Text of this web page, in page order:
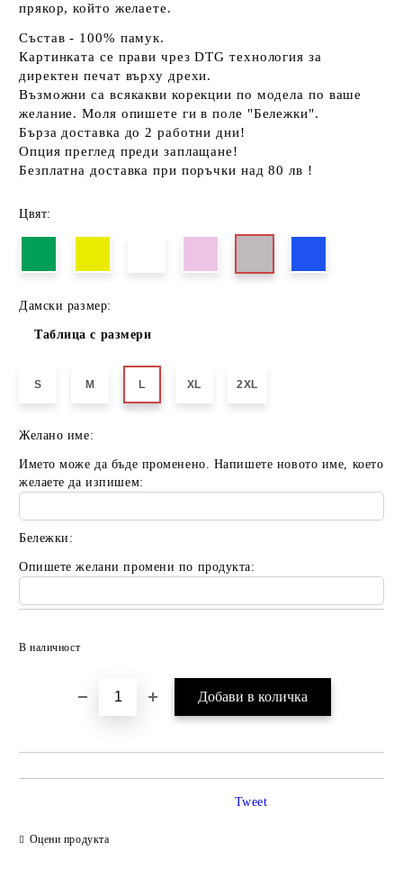
прякор, който желаете.
Състав - 100% памук.
Картинката се прави чрез DTG технология за
директен печат върху дрехи.
Възможни са всякакви корекции по модела по ваше
желание. Моля опишете ги в поле "Бележки".
Бърза доставка до 2 работни дни!
Опция преглед преди заплащане!
Безплатна доставка при поръчки над 80 лв !
Цвят:
Дамски размер:
Таблица с размери
S M L XL 2XL
Желано име:
Името може да бъде променено. Напишете новото име, което
желаете да изпишем:
Бележки:
Опишете желани промени по продукта:
В наличност
Оцени продукта
Tweet